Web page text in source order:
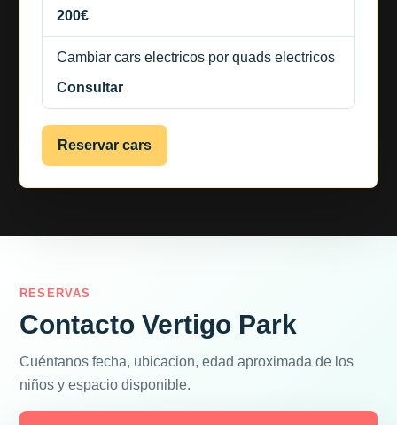
200€
Cambiar cars electricos por quads electricos
Consultar
Reservar cars
RESERVAS
Contacto Vertigo Park
Cuéntanos fecha, ubicacion, edad aproximada de los
niños y espacio disponible.